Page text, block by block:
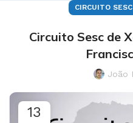
CIRCUITO
Circuito Sesc de
João
13